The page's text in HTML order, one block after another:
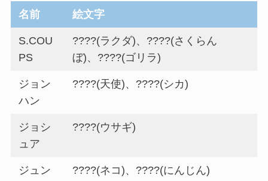
名前 絵文字
S.COU
PS
????(ラクダ)、????(さくらん
ぼ)、????(ゴリラ)
ジョン
ハン
????(天使)、????(シカ)
ジョシ
ュア
????(ウサギ)
ジュン ????(ネコ)、????(にんじん)